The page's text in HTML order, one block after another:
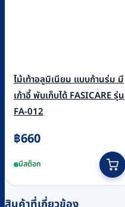
ไม้เท้าอลูมิเนียม แบบก้านร่ม มี
เก้าอี้ พับเก็บได้ FASICARE รุ่น
FA-012
฿660
มีสต็อก